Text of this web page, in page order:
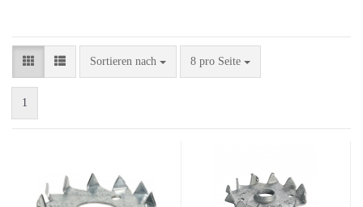
Sortieren nach
Sortieren nach 8 pro Seite
pro Seite
1